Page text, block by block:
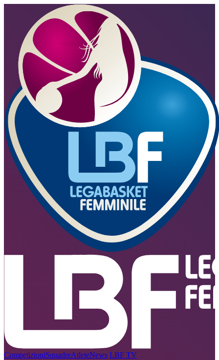
CompetizioniSquadreAtleteNews LBF TV